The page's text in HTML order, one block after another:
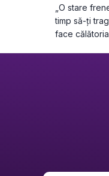
„O stare
timp să-ți
face